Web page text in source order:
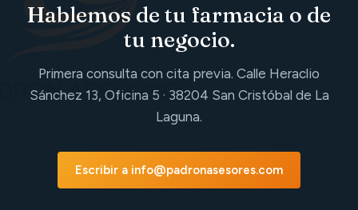
Hablemos de tu farmacia o de
tu negocio.
Primera consulta con cita previa. Calle Heraclio
Sánchez 13, Oficina 5 · 38204 San Cristóbal de La
Laguna.
Escribir a info@padronasesores.com